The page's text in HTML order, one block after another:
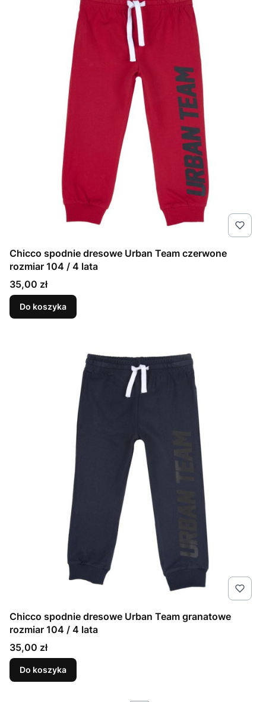
Chicco spodnie dresowe Urban Team czerwone
rozmiar 104 / 4 lata
Cena
35,00 zł
Do koszyka
Chicco spodnie dresowe Urban Team granatowe
rozmiar 104 / 4 lata
Cena
35,00 zł
Do koszyka